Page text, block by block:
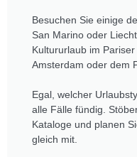
Besuchen Sie einige
San Marino oder
Kultururlaub im
Amsterdam oder dem
Egal, welcher
alle Fälle fündig.
Kataloge und planen
gleich mit.